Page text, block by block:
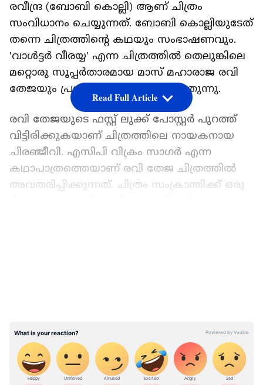
രവീന്ദ്ര (ബോബി കൊല്ലി) ആണ് ചിത്രം
സംവിധാനം ചെയ്യുന്നത്. ബോബി കൊല്ലിയുടേത്
തന്നെ ചിത്രത്തിന്റെ കഥയും സംഭാഷണവും.
'വാള്‍ട്ടര്‍ വീരയ്യ' എന്ന ചിത്രത്തില്‍ തെലുങ്കിലെ
മറ്റൊരു സൂപ്പര്‍താരമായ മാസ് മഹാരാജ രവി
തേജയും പ്രധാന വേഷത്തില്‍ എത്തുന്നു.
രവി തേജയുടെ ഫസ്റ്റ് ലുക്ക് പോസ്റ്റർ പുറത്ത്
വിട്ടിരിക്കുകയാണ് ചിത്രത്തിലെ നായകനായ
ചിരഞ്ജീവി. എസിപി വിക്രം സാഗർ എന്ന
കഥാപാത്രത്തെയാണ് രവി തേജ ചിത്രത്തിൽ
അവതരിപ്പിക്കുന്നത്. ചിത്രം സംക്രാന്തിക്ക് ഒരു
സംവിധായകൻ. ആര്‍തര്‍ എ വില്‍സണ്‍ ആണ്
ചിത്രത്തിന്റെ ഛായാഗ്രാഹണം
നിര്‍വഹിക്കുന്നത്. നിരഞ്‍ജൻ ദേവറാമണെ
ചിത്രസംയോജനം നിര്‍വഹിക്കുന്ന വാള്‍ട്ടര്‍
Read Full Article